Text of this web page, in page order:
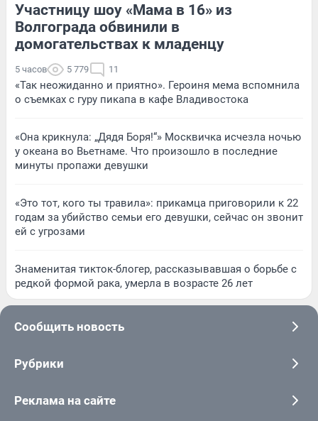
Участницу шоу «Мама в 16» из
Волгограда обвинили в
домогательствах к младенцу
5 часов 5 779 11
«Так неожиданно и приятно». Героиня мема вспомнила
о съемках с гуру пикапа в кафе Владивостока
«Она крикнула: „Дядя Боря!“» Москвичка исчезла ночью
у океана во Вьетнаме. Что произошло в последние
минуты пропажи девушки
«Это тот, кого ты травила»: прикамца приговорили к 22
годам за убийство семьи его девушки, сейчас он звонит
ей с угрозами
Знаменитая тикток-блогер, рассказывавшая о борьбе с
редкой формой рака, умерла в возрасте 26 лет
Сообщить новость
Рубрики
Реклама на сайте